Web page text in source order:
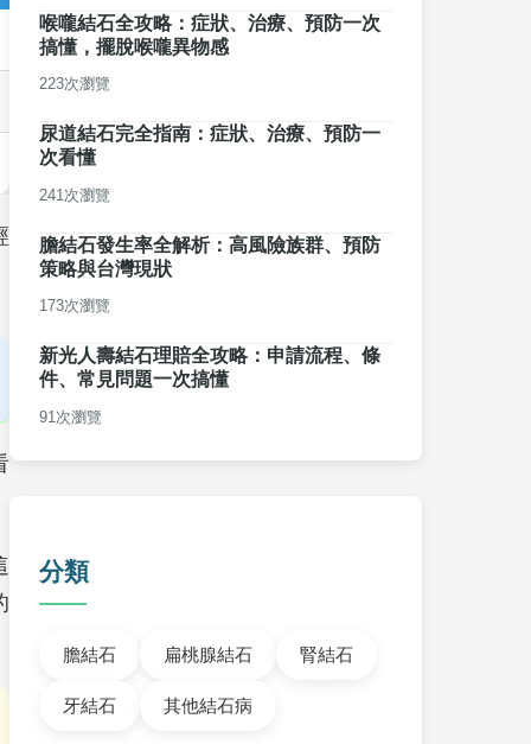
喉嚨結石全攻略：症狀、治療、預防一次
搞懂，擺脫喉嚨異物感
223次瀏覽
尿道結石完全指南：症狀、治療、預防一
次看懂
241次瀏覽
膽結石發生率全解析：高風險族群、預防
策略與台灣現狀
173次瀏覽
新光人壽結石理賠全攻略：申請流程、條
件、常見問題一次搞懂
91次瀏覽
分類
膽結石 扁桃腺結石 腎結石
牙結石 其他結石病